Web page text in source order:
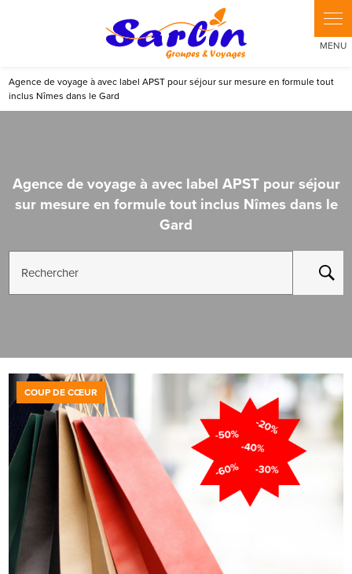
Agence de voyage à avec label APST pour séjour sur mesure en formule tout
inclus Nîmes dans le Gard
Agence de voyage à avec label APST pour séjour
sur mesure en formule tout inclus Nîmes dans le
Gard
Rechercher
COUP DE CŒUR